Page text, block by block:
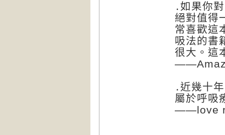
․如果你
絕對值得
常喜歡這
吸法的書
很大。這
․近幾十
屬於呼吸
——love